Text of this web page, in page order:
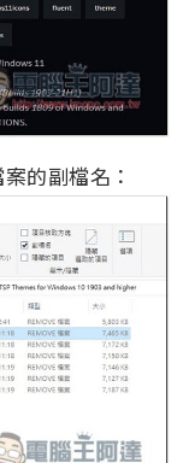
的副檔名：